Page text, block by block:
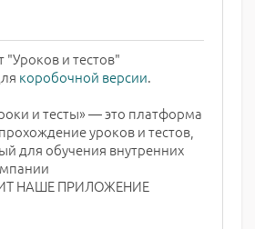
и тестов"
коробочной версии.
и тесты» — это платформа
уроков и тестов,
для обучения внутренних
НАШЕ ПРИЛОЖЕНИЕ